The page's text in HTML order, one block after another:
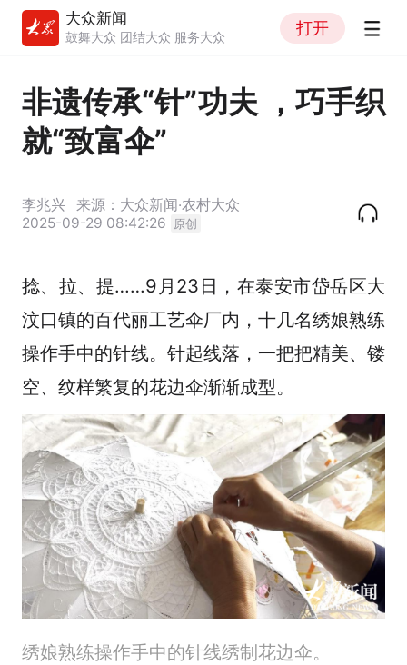
大众新闻
鼓舞大众 团结大众 服务大众
打开
非遗传承“针”功夫 ，巧手织
就“致富伞”
李兆兴
来源：大众新闻·农村大众
2025-09-29 08:42:26
原创
捻、拉、提……9月23日，在泰安市岱岳区大
汶口镇的百代丽工艺伞厂内，十几名绣娘熟练
操作手中的针线。针起线落，一把把精美、镂
空、纹样繁复的花边伞渐渐成型。
绣娘熟练操作手中的针线绣制花边伞。